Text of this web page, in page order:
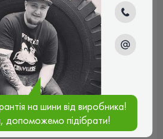
За цей час жодних складнощів з
міцні та довговічні, жодної
за цей час не надбав. Зношення
ледь помітне. Дорогу
в зливу, чи то в спеку. А ще
комфортні.
(5.0)
на шини від виробника!
допоможемо підібрати!